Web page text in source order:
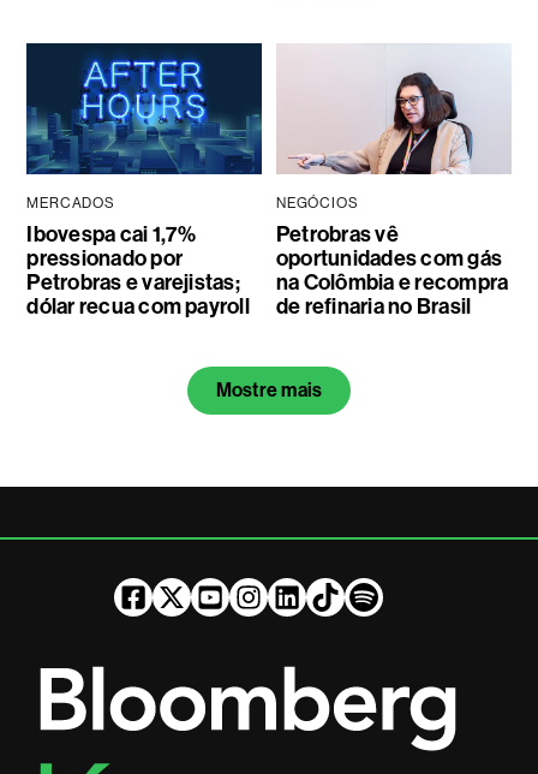
MERCADOS
Ibovespa cai 1,7%
pressionado por
Petrobras e varejistas;
dólar recua com payroll
NEGÓCIOS
Petrobras vê
oportunidades com gás
na Colômbia e recompra
de refinaria no Brasil
Mostre mais